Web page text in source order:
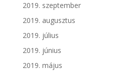
2019. szeptember
2019. augusztus
2019. július
2019. június
2019. május